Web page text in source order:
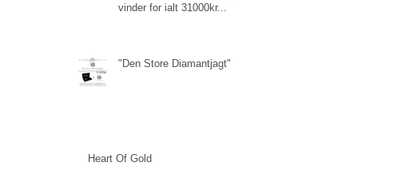
vinder for ialt 31000kr...
"Den Store Diamantjagt"
Heart Of Gold